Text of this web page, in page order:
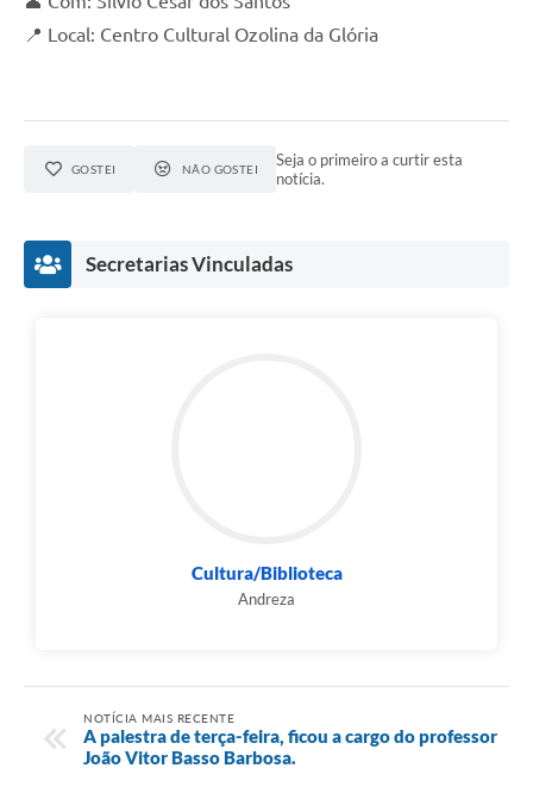
📍 Local: Centro Cultural Ozolina da Glória
GOSTEI NÃO GOSTEI
Seja o primeiro a curtir esta
notícia.
Secretarias Vinculadas
Cultura/Biblioteca
Andreza
NOTÍCIA MAIS RECENTE
A palestra de terça-feira, ficou a cargo do professor
João Vitor Basso Barbosa.